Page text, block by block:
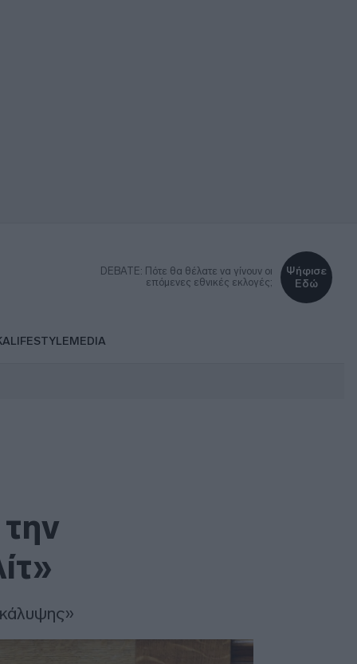
DEBATE: Πότε θα θέλατε να γίνουν οι
επόμενες εθνικές εκλογές;
Ψήφισε
Εδώ
LIFESTYLEMEDIA